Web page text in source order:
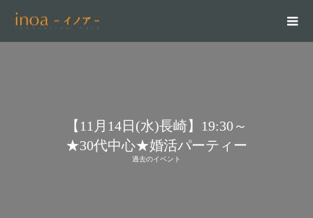
【11月14日(水)長崎】19:30～
★30代中心★婚活パーティー
過去のイベント